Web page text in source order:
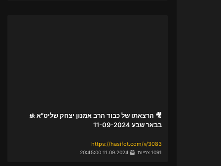
🎥 הרצאתו של כבוד הרב אמנון יצחק שליט"א 🚸
בבאר שבע 11-09-2024
https://hasifot.com/v/3083
1091 צפיות